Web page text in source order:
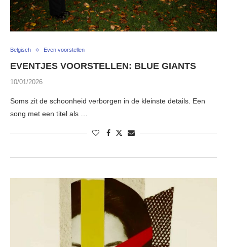
Belgisch Even voorstellen
EVENTJES VOORSTELLEN: BLUE GIANTS
10/01/2026
Soms zit de schoonheid verborgen in de kleinste details. Een
song met een titel als …